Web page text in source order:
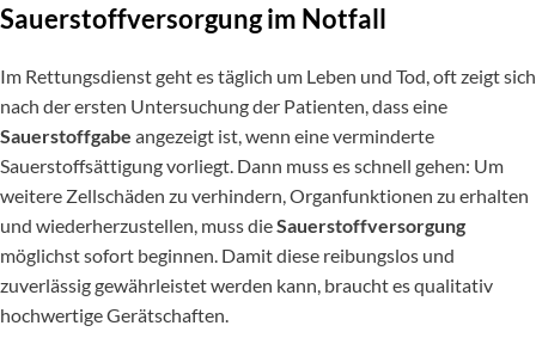
Sauerstoffversorgung im Notfall
Im Rettungsdienst geht es täglich um Leben und Tod, oft zeigt sich
nach der ersten Untersuchung der Patienten, dass eine
Sauerstoffgabe angezeigt ist, wenn eine verminderte
Sauerstoffsättigung vorliegt. Dann muss es schnell gehen: Um
weitere Zellschäden zu verhindern, Organfunktionen zu erhalten
und wiederherzustellen, muss dieSauerstoffversorgung
möglichst sofort beginnen. Damit diese reibungslos und
zuverlässig gewährleistet werden kann, braucht es qualitativ
hochwertige Gerätschaften.